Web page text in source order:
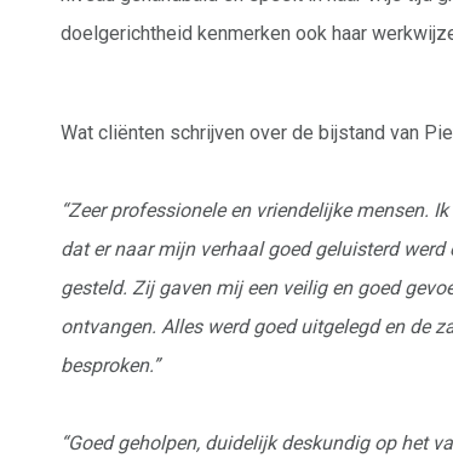
doelgerichtheid kenmerken ook haar
Wat cliënten schrijven over de bijstand van
“Zeer professionele en vriendelijke mensen.
dat er naar mijn verhaal goed geluisterd
gesteld. Zij gaven mij een veilig en goed
ontvangen. Alles werd goed uitgelegd en de
besproken.”
“Goed geholpen, duidelijk deskundig op het